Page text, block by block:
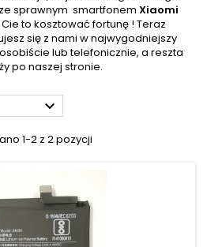
sprawnym smartfonem Xiaomi
to kosztować fortunę ! Teraz
się z nami w najwygodniejszy
lub telefonicznie, a reszta
po naszej stronie.

1-2 z 2 pozycji